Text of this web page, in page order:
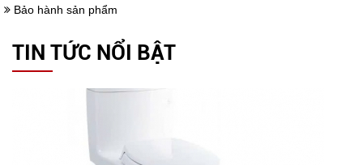
Bảo hành sản phẩm
TIN TỨC NỔI BẬT